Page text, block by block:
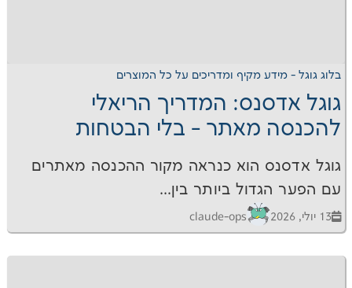
מקיף ומדריכים על כל המוצרים
המדריך הריאלי
מאתר - בלי הבטחות
הוא כנראה מקור ההכנסה מאתרים
ביותר בין...
claude-ops